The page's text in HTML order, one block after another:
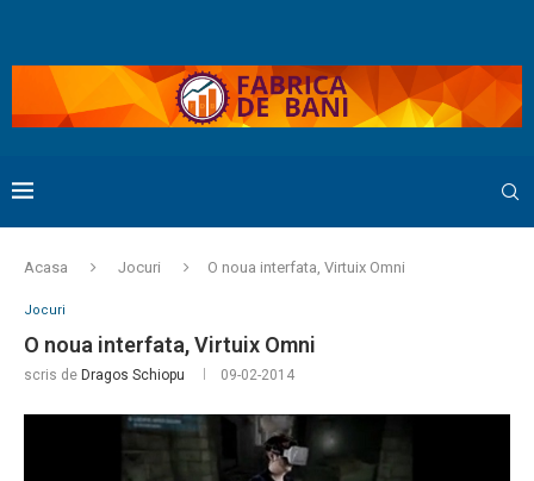
Acasa Jocuri O noua interfata, Virtuix Omni
Jocuri
O noua interfata, Virtuix Omni
scris de Dragos Schiopu 09-02-2014